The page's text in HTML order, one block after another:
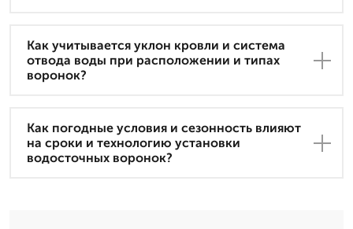
Как учитывается уклон кровли и система
отвода воды при расположении и типах
воронок?
Как погодные условия и сезонность влияют
на сроки и технологию установки
водосточных воронок?